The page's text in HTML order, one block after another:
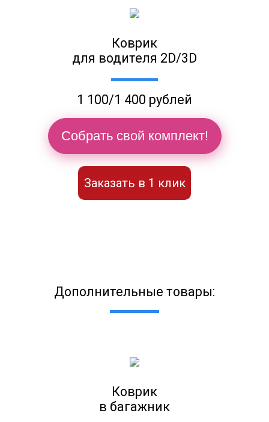
Коврик
для водителя 2D/3D
1 100/1 400 рублей
Собрать свой комплект!
Заказать в 1 клик
Дополнительные товары:
Коврик
в багажник